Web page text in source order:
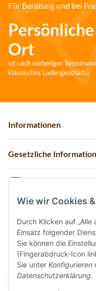
Wie wir Cookies
Durch Klicken auf
Einsatz folgender
Sie können die
(Fingerabdruck-Icon
Sie unter Konfigurieren
Datenschutzerklärung.
Für Beratung und bei
Ort
ist nach vorheriger
klassisches Ladengeschäft.)
Informationen
Gesetzliche
Sicher bezahlen via: